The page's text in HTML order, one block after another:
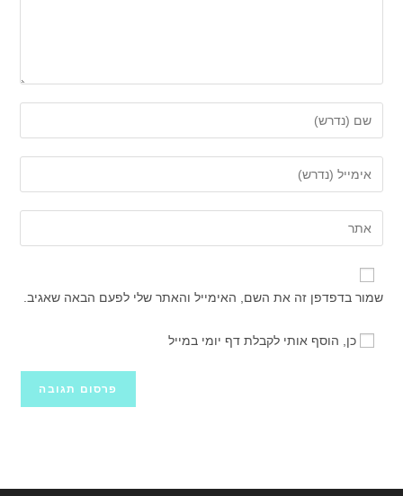
את
השם
שלך
שם
משתמש
כדי
להגיב
את
כתובת
דואר
שלך
כדי
את
כתובת
שלך
שמור בדפדפן זה את השם, האימייל והאתר שלי לפעם הבאה שאגיב.
כן, הוסף אותי לקבלת דף יומי במייל